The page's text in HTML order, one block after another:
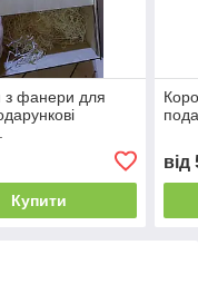
з фанери для
Купити
від